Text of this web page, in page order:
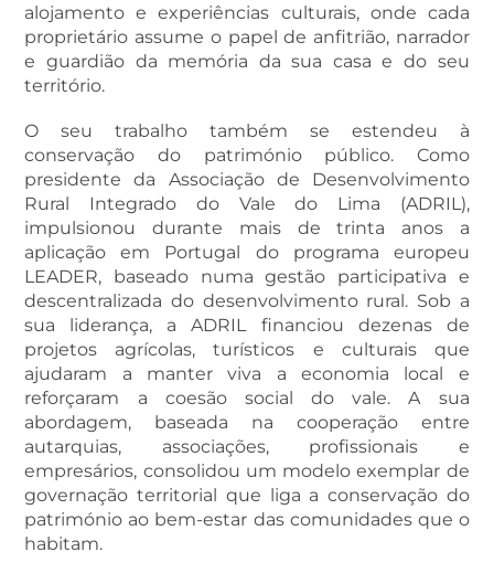
alojamento e experiências culturais, onde cada
proprietário assume o papel de anfitrião, narrador
e guardião da memória da sua casa e do seu
território.
O seu trabalho também se estendeu à
conservação do património público. Como
presidente da Associação de Desenvolvimento
Rural Integrado do Vale do Lima (ADRIL),
impulsionou durante mais de trinta anos a
aplicação em Portugal do programa europeu
LEADER, baseado numa gestão participativa e
descentralizada do desenvolvimento rural. Sob a
sua liderança, a ADRIL financiou dezenas de
projetos agrícolas, turísticos e culturais que
ajudaram a manter viva a economia local e
reforçaram a coesão social do vale. A sua
abordagem, baseada na cooperação entre
autarquias, associações, profissionais e
empresários, consolidou um modelo exemplar de
governação territorial que liga a conservação do
património ao bem-estar das comunidades que o
habitam.